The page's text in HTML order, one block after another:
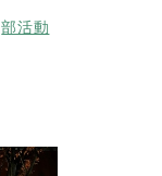
部活動